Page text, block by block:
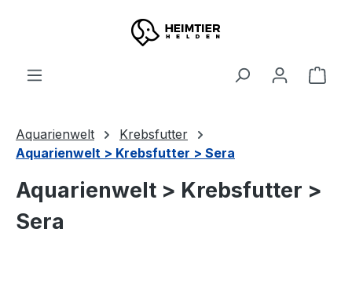
Zum Hauptinhalt springen
Aquarienwelt
Krebsfutter
Aquarienwelt > Krebsfutter > Sera
Aquarienwelt > Krebsfutter >
Sera